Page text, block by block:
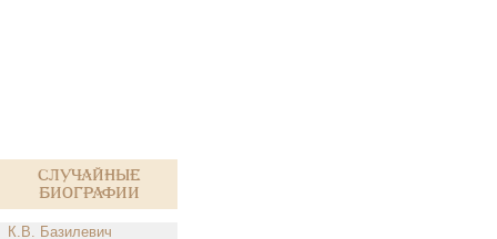
Случайные
биографии
К.В. Базилевич